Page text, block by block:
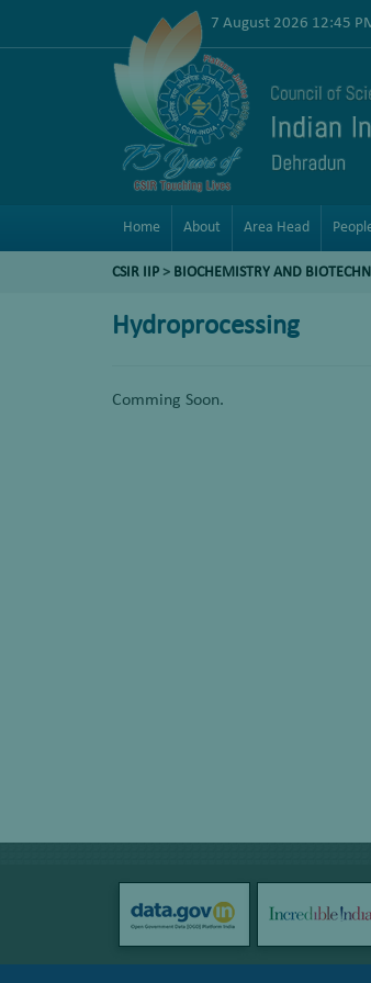
7 August 2026 12:45
Home About Area Head
CSIR IIP > BIOCHEMISTRY AND
Hydroprocessing
Comming Soon.